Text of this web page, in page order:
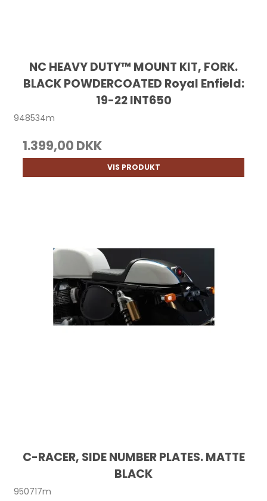
NC HEAVY DUTY™ MOUNT KIT, FORK.
BLACK POWDERCOATED Royal Enfield:
19-22 INT650
948534m
1.399,00 DKK
VIS PRODUKT
C-RACER, SIDE NUMBER PLATES. MATTE
BLACK
950717m